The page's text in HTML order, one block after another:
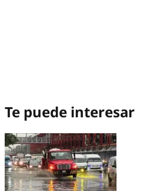
Te puede interesar